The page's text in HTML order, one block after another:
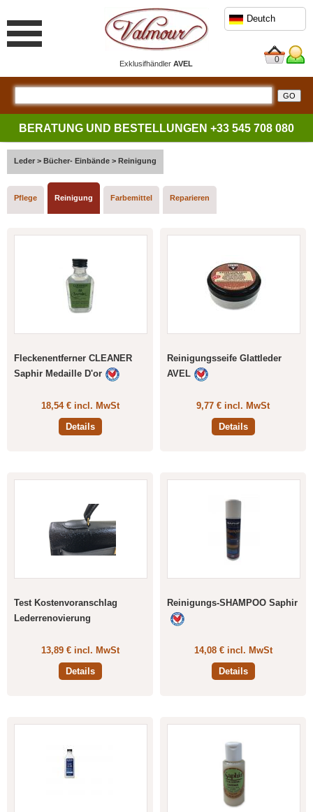
ExklusifhändlerAVEL
Deutch
0
BERATUNG UND BESTELLUNGEN +33 545 708 080
Leder > Bücher- Einbände > Reinigung
Pflege Reinigung Farbemittel Reparieren
Fleckenentferner CLEANER
Saphir Medaille D'or
18,54 € incl. MwSt
Details
Reinigungsseife Glattleder
AVEL
9,77 € incl. MwSt
Details
Test Kostenvoranschlag
Lederrenovierung
13,89 € incl. MwSt
Details
Reinigungs-SHAMPOO Saphir
14,08 € incl. MwSt
Details